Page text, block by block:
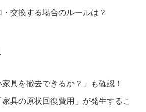
交換する場合のルールは？
家具を撤去できるか？」も確認！
具の原状回復費用」が発生するこ